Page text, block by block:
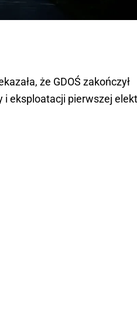
że GDOŚ zakończył
i eksploatacji pierwszej